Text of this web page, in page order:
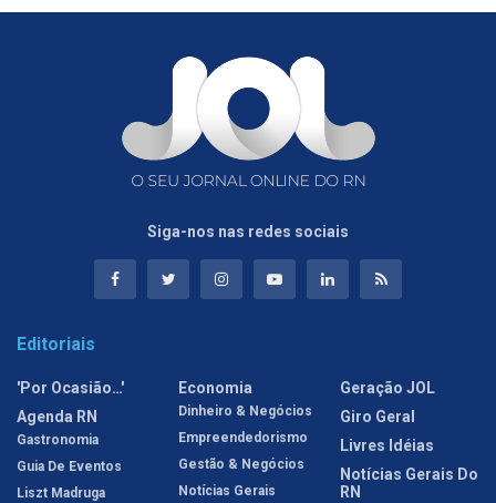
Siga-nos nas redes sociais
Editoriais
'Por Ocasião…'
Agenda RN
Gastronomia
Guia De Eventos
Liszt Madruga
Economia
Dinheiro & Negócios
Empreendedorismo
Gestão & Negócios
Notícias Gerais
Geração JOL
Giro Geral
Livres Idéias
Notícias Gerais Do
RN